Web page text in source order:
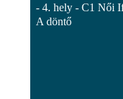
- 4. hely - C1 Női
A döntő